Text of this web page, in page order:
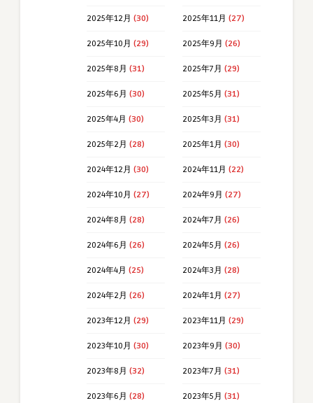
2025年12月 (30) 2025年11月 (27)
2025年10月 (29) 2025年9月 (26)
2025年8月 (31) 2025年7月 (29)
2025年6月 (30) 2025年5月 (31)
2025年4月 (30) 2025年3月 (31)
2025年2月 (28) 2025年1月 (30)
2024年12月 (30) 2024年11月 (22)
2024年10月 (27) 2024年9月 (27)
2024年8月 (28) 2024年7月 (26)
2024年6月 (26) 2024年5月 (26)
2024年4月 (25) 2024年3月 (28)
2024年2月 (26) 2024年1月 (27)
2023年12月 (29) 2023年11月 (29)
2023年10月 (30) 2023年9月 (30)
2023年8月 (32) 2023年7月 (31)
2023年6月 (28) 2023年5月 (31)